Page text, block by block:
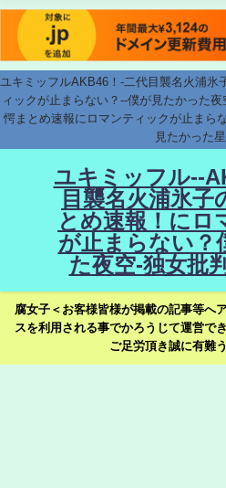
ユキミッフルAKB46！-二代目襲名火浦氷
ィックが止まらない？--僕が見たかった
愕まとめ速報にロマンティックが止まら
見たかった
ユキミッフル--
目襲名火浦氷子
とめ速報！にロ
が止まらない？
た夜空-独女批
腐女子＜お客様皆様が掲載の記事等へ
スを利用される事でかろうじて運営で
ご足労頂き誠に有難